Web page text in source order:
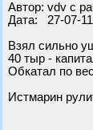
Автор: vdv с
Дата: 27-07-
Взял сильно
40 тыр -
Обкатал по
Истмарин